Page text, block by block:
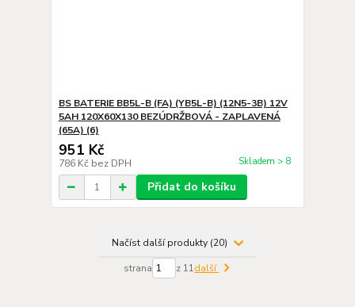
BS BATERIE BB5L-B (FA) (YB5L-B) (12N5-3B) 12V
5AH 120X60X130 BEZÚDRŽBOVÁ - ZAPLAVENÁ
(65A) (6)
951 Kč
786 Kč bez DPH Skladem > 8
Přidat do košíku
Načíst další produkty (20)
strana z 11další